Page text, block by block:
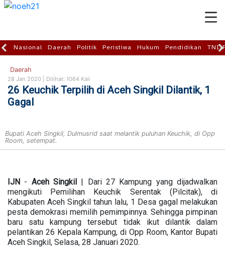
Nasional Daerah Politik Peristiwa Hukum Pendidikan TNI-
Daerah
28 Jan 2020 | Dilihat: 1064 Kali
26 Keuchik Terpilih di Aceh Singkil Dilantik, 1
Gagal
Bupati Aceh Singkil, Dulmusrid saat melantik puluhan Keuchik, di Opp
Room, setempat.
IJN - Aceh Singkil | Dari 27 Kampung yang dijadwalkan
mengikuti Pemilihan Keuchik Serentak (Pilcitak), di
Kabupaten Aceh Singkil tahun lalu, 1 Desa gagal melakukan
pesta demokrasi memilih pemimpinnya. Sehingga pimpinan
baru satu kampung tersebut tidak ikut dilantik dalam
pelantikan 26 Kepala Kampung, di Opp Room, Kantor Bupati
Aceh Singkil, Selasa, 28 Januari 2020.